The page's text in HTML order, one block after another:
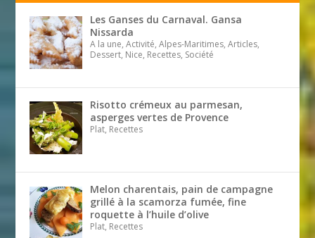
Les Ganses du Carnaval. Gansa
Nissarda
A la une, Activité, Alpes-Maritimes, Articles,
Dessert, Nice, Recettes, Société
Risotto crémeux au parmesan,
asperges vertes de Provence
Plat, Recettes
Melon charentais, pain de campagne
grillé à la scamorza fumée, fine
roquette à l’huile d’olive
Plat, Recettes